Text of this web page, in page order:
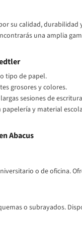
su calidad,
una amplia
tipo de papel.
grosores y colores.
sesiones de
y material
Abacus
o de oficina.
o subrayados.